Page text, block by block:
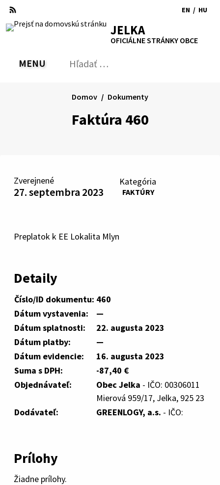
Preskočiť
obsah
RSS MapaTlačiť
Zvýšiť
kontrast
písmapísma
EN
to
/ HU
JELKA
OFICIÁLNE STRÁNKY OBCE
PREPNÚŤ
MENU Hľadať:
Faktúra 460
Domov Dokumenty
Zverejnené
27. septembra 2023
Kategória
FAKTÚRY
Preplatok k EE Lokalita Mlyn
Detaily
Číslo/ID dokumentu: 460
Dátum vystavenia:
—
Dátum splatnosti:
22. augusta 2023
Dátum platby:
—
Dátum evidencie:
16. augusta 2023
Suma s DPH:
-87,40 €
Objednávateľ:
Obec Jelka - IČO: 00306011
Mierová 959/17, Jelka, 925 23
Dodávateľ:
GREENLOGY, a.s. - IČO:
Prílohy
Žiadne prílohy.